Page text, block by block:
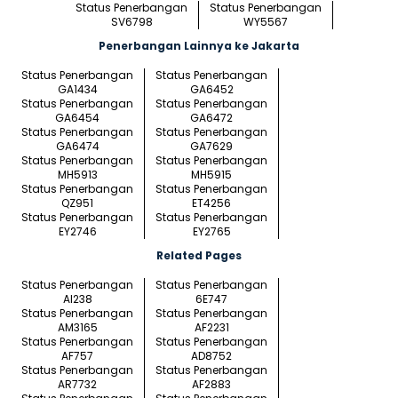
Status Penerbangan
SV6798
Status Penerbangan
WY5567
Penerbangan Lainnya ke Jakarta
Status Penerbangan
GA1434
Status Penerbangan
GA6452
Status Penerbangan
GA6454
Status Penerbangan
GA6472
Status Penerbangan
GA6474
Status Penerbangan
GA7629
Status Penerbangan
MH5913
Status Penerbangan
MH5915
Status Penerbangan
QZ951
Status Penerbangan
ET4256
Status Penerbangan
EY2746
Status Penerbangan
EY2765
Related Pages
Status Penerbangan
AI238
Status Penerbangan
6E747
Status Penerbangan
AM3165
Status Penerbangan
AF2231
Status Penerbangan
AF757
Status Penerbangan
AD8752
Status Penerbangan
AR7732
Status Penerbangan
AF2883